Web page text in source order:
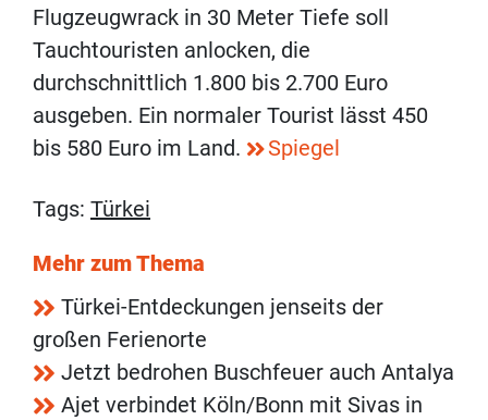
Flugzeugwrack in 30 Meter Tiefe soll
Tauchtouristen anlocken, die
durchschnittlich 1.800 bis 2.700 Euro
ausgeben. Ein normaler Tourist lässt 450
bis 580 Euro im Land.
Spiegel
Tags: Türkei
Mehr zum Thema
Türkei-Entdeckungen jenseits der
großen Ferienorte
Jetzt bedrohen Buschfeuer auch Antalya
Ajet verbindet Köln/Bonn mit Sivas in